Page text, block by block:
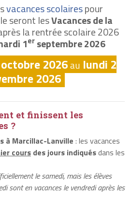
vacances scolairespour
seront lesVacances de la
la rentrée scolaire 2026
1er septembre 2026
2026au lundi 2
2026
et finissent les
?
à Marcillac-Lanville : les vacances
cours des jours indiquésdans les
le samedi, mais les élèves
sont en vacances le vendredi après les